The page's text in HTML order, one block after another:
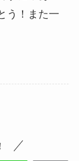
う！また一